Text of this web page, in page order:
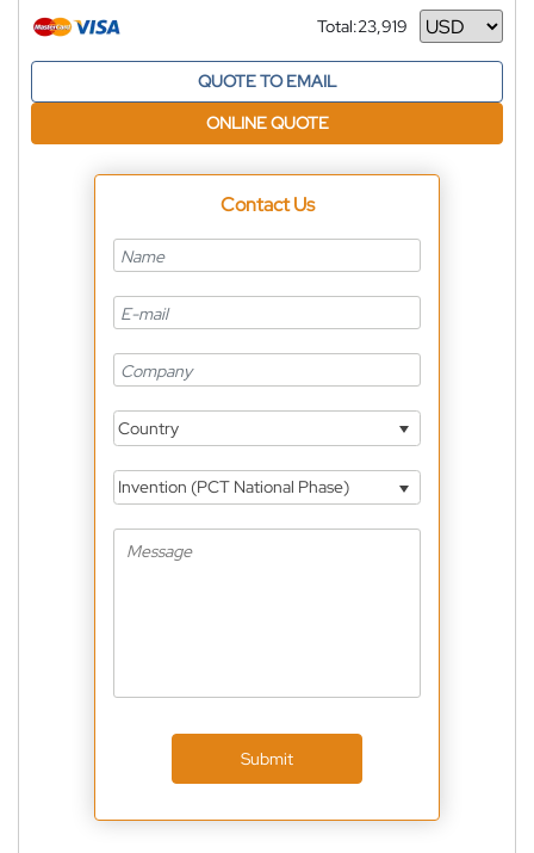
Total:23,919
Currency
QUOTE TO EMAIL
ONLINE QUOTE
Contact Us
Country
Invention (PCT National Phase)
Submit